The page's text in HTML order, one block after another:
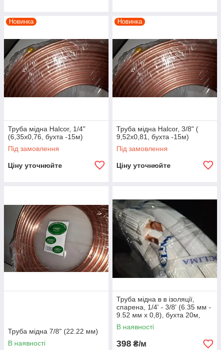
Новинка
Труба мідна Halcor, 1/4"
(6,35х0,76, бухта -15м)
Під замовлення
Ціну уточнюйте
Новинка
Труба мідна Halcor, 3/8" (
9,52х0,81, бухта -15м)
Під замовлення
Ціну уточнюйте
Труба мідна 7/8" (22.22 мм)
В наявності
Труба мідна в в ізоляції,
спарена, 1/4' - 3/8' (6.35 мм -
9.52 мм x 0,8), бухта 20м,
В наявності
398 ₴/м